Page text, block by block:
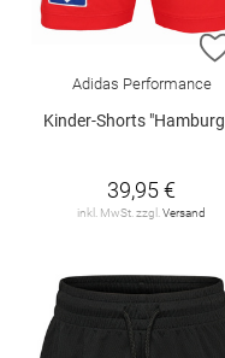
Adidas Performance
Kinder-Shorts "Hamburger SV"
39,95 €
inkl. MwSt. zzgl. Versand